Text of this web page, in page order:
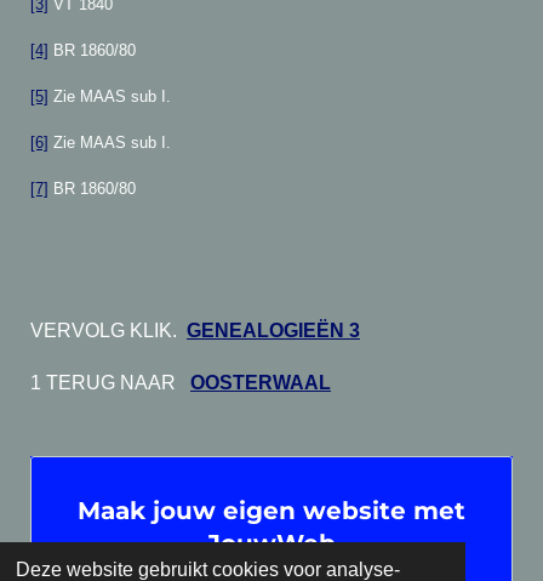
Deze website gebruikt cookies voor analyse-
[3] VT 1840
[4] BR 1860/80
[5] Zie MAAS sub I.
[6] Zie MAAS sub I.
[7] BR 1860/80
VERVOLG KLIK. GENEALOGIEËN 3
1 TERUG NAAR OOSTERWAAL
Maak jouw eigen website met
JouwWeb